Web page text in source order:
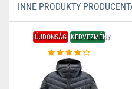
INNE PRODUKTY
ÚJDONSÁG KEDVEZMÉNY